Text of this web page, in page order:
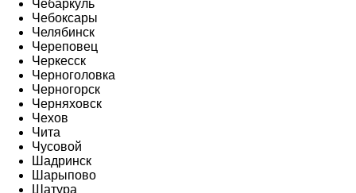
Чебаркуль
Чебоксары
Челябинск
Череповец
Черкесск
Черноголовка
Черногорск
Черняховск
Чехов
Чита
Чусовой
Шадринск
Шарыпово
Шатура